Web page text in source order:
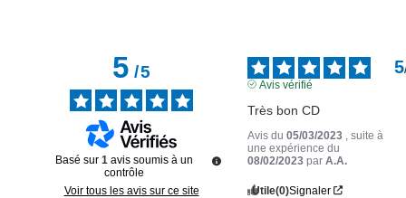
5/5
Basé sur 1 avis soumis à un
contrôle
Voir tous les avis sur ce site
5
Avis vérifié
Très bon CD
Avis du05/03/2023
, suite à
une expérience du
08/02/2023 parA.A.
Utile(0)Signaler